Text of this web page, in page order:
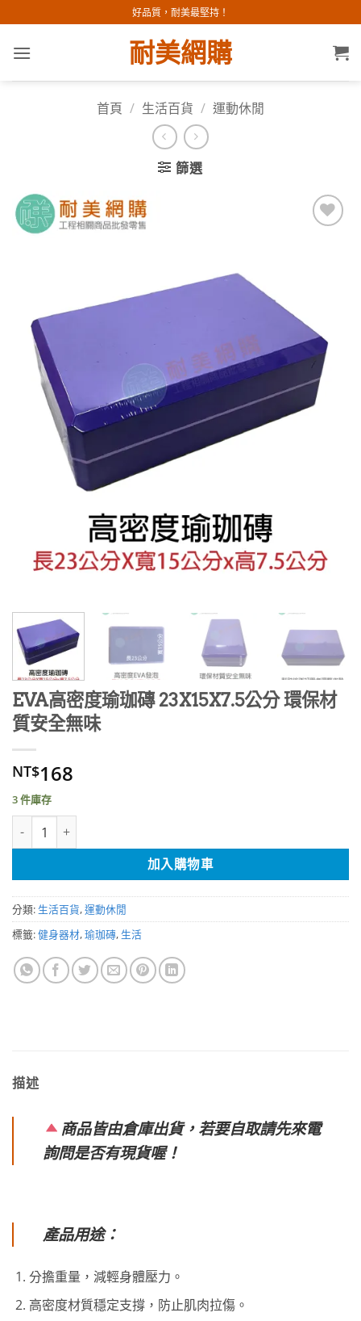
to
content
好品質，耐美最堅持！
耐美網購
首頁 / 生活百貨 / 運動休閒
篩選
EVA高密度瑜珈磚 23X15X7.5公分 環保材
質安全無味
NT$168
3 件庫存
EVA高密度瑜珈磚 23X15X7.5公分 環保材質安全無味 數量
加入購物車
分類:生活百貨,運動休閒
標籤:健身器材,瑜珈磚,生活
描述
商品皆由倉庫出貨，若要自取請先來電
詢問是否有現貨喔！
產品用途：
分擔重量，減輕身體壓力。
高密度材質穩定支撐，防止肌肉拉傷。